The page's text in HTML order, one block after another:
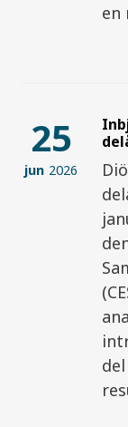
en
25
jun 2026